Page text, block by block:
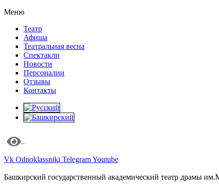
Меню
Театр
Афиша
Театральная весна
Спектакли
Новости
Персоналии
Отзывы
Контакты
Vk Odnoklassniki TelegramYoutube
Башкирский государственный академический театр драмы